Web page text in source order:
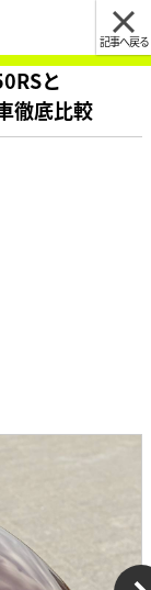
記事へ戻る
と
徹底比較